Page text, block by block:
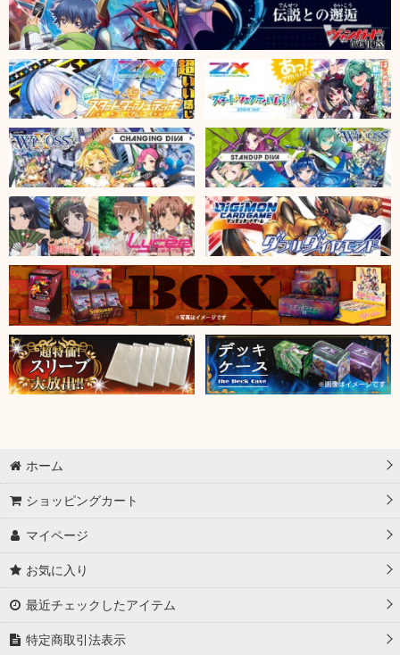
ホーム
ショッピングカート
マイページ
お気に入り
最近チェックしたアイテム
特定商取引法表示